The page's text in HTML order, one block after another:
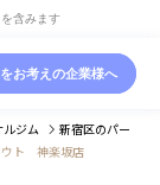
含みます
お考えの企業様へ
ルジム 新宿区のパー
ト 神楽坂店